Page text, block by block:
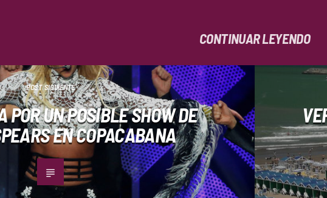
CONTINUAR LEYENDO
POST SIGUIENTE
POR UN POSIBLE SHOW DE
EN COPACABANA